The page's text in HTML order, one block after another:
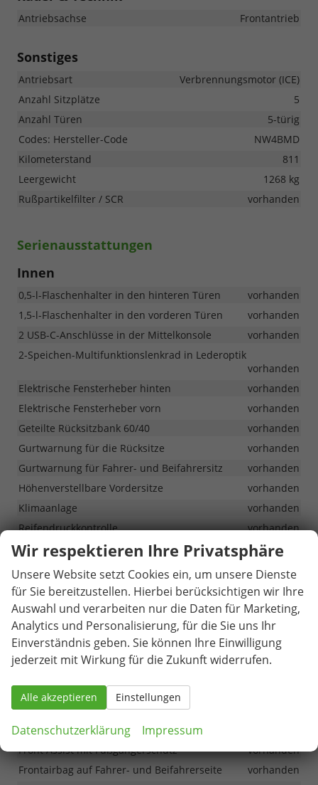
Antriebsachse Frontantrieb
Sonstiges
Antriebsart
Verbrennungsmotor (ICE)
Anzahl Sitzplätze
5
Anzahl Türen
5-türig
Codes: Hersteller-Code
NW4BMD
Kilometerstand
811
Leergewicht
1268 kg
Rußpartikelfilter / SCR
vorhanden
Serienausstattungen
Innen
0,5-l-Flaschenhalter in den hinteren Türen
vorhanden
1,5-l-Flaschenhalter in den vorderen Türen
vorhanden
2 USB-C-Anschlüsse in der Mittelkonsole
vorhanden
2-Speichen-Multifunktionslenkrad in Lederoptik
vorhanden
Elektrische Fensterheber hinten
vorhanden
Elektrische Fensterheber vorn
vorhanden
Geteilte Rücksitzbank 60/40
vorhanden
Gurtwarnung für die Rücksitze
vorhanden
Gurtwarnung für Fahrer- und Beifahrersitz
vorhanden
Höhenverstellbare Vordersitze
vorhanden
Klimaanlage
vorhanden
Reifendruckkontrolle
vorhanden
Sitzheizung vorn, beheizbar
vorhanden
Infotainment & Kommunikation
4 Lautsprecher
vorhanden
8" digitales Display
vorhanden
8,25" Skoda Infotainment
vorhanden
Bluetooth
vorhanden
DAB-Radio
Sicherheit & Assistenz
Front Assist mit Fußgängerschutz
vorhanden
Frontairbag auf Fahrer- und Beifahrerseite
vorhanden
Wir respektieren Ihre Privatsphäre
Unsere Website setzt Cookies ein, um unsere Dienste
für Sie bereitzustellen. Hierbei berücksichtigen wir Ihre
Auswahl und verarbeiten nur die Daten für Marketing,
Analytics und Personalisierung, für die Sie uns Ihr
Einverständnis geben. Sie können Ihre Einwilligung
jederzeit mit Wirkung für die Zukunft widerrufen.
Alle akzeptieren Einstellungen
Datenschutzerklärung Impressum